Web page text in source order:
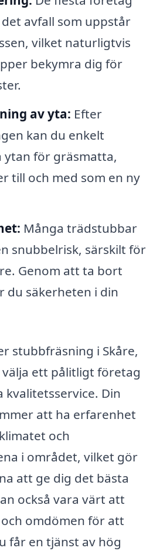
avfall som uppstår
vilket naturligtvis
bekymra dig för
av yta: Efter
kan du enkelt
ytan för gräsmatta,
till och med som en ny
Många trädstubbar
snubbelrisk, särskilt för
Genom att ta bort
du säkerheten i din
stubbfräsning i Skåre,
ett pålitligt företag
kvalitetsservice. Din
att ha erfarenhet
och
i området, vilket gör
att ge dig det bästa
också vara värt att
omdömen för att
får en tjänst av hög